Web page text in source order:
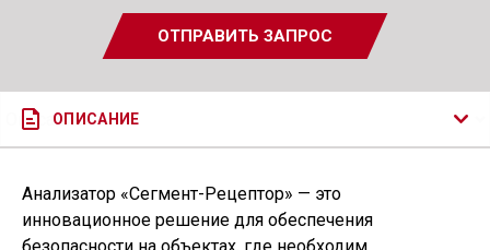
ОТПРАВИТЬ ЗАПРОС
ОПИСАНИЕ
Анализатор «Сегмент-Рецептор» — это
инновационное решение для обеспечения